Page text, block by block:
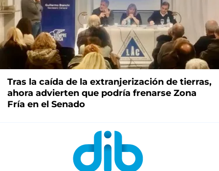
Tras la caída de la extranjerización de tierras,
ahora advierten que podría frenarse Zona
Fría en el Senado